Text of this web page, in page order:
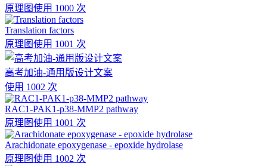
原理图使用 1000 次
Translation factors
原理图使用 1001 次
高考加油-通用版设计文案
使用 1002 次
RAC1-PAK1-p38-MMP2 pathway
原理图使用 1001 次
Arachidonate epoxygenase - epoxide hydrolase
原理图使用 1002 次